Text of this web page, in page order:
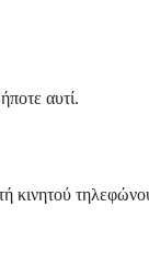
αυτί.
κινητού